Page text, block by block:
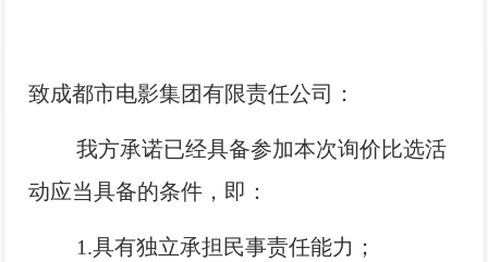
致成都市电影集团有限责任公司：
我方承诺已经具备参加本次询价比选活
动应当具备的条件，即：
1.具有独立承担民事责任能力；